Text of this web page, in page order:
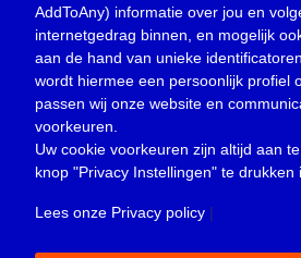
Oproep(734)
Overlijden(39)
Podcast(18)
prijsvraag (5)
Religie (1.438)
Service(226)
AddToAny) informatie over jou en
internetgedrag binnen, en mogelijk
aan de hand van unieke
wordt hiermee een persoonlijk profiel
passen wij onze website en
voorkeuren.
Uw cookie voorkeuren zijn altijd aan
knop "Privacy Instellingen" te drukken
Lees onze Privacy policy |